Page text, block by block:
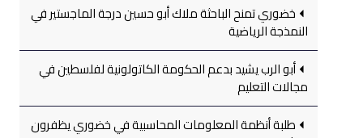
خضوري تمنح الباحثة ملاك أبو حسين درجة الماجستير في
النمذجة الرياضية
أبو الرب يشيد بدعم الحكومة الكاتولونية لفلسطين في
مجالات التعليم
طلبة أنظمة المعلومات المحاسبية في خضوري يظفرون